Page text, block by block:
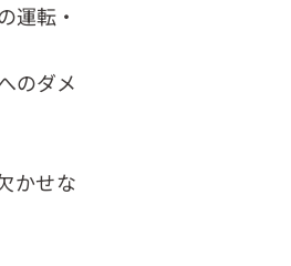
運転・
のダメ
かせな